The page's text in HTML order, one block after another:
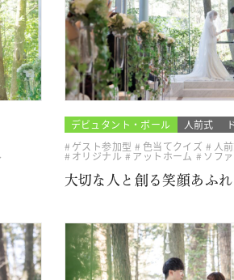
デビュタント・ボール 人前式
ゲスト参加型
色当てクイズ 人
オリジナル アットホーム
ソフ
大切な人と創る笑顔あふ